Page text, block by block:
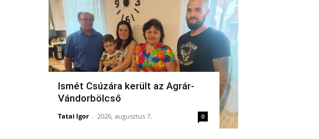
Ismét Csúzára került az Agrár-
Vándorbölcső
Tatai Igor - 2026, augusztus 7. 0